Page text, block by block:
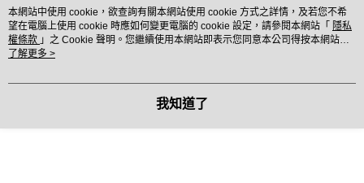
本網站中使用 cookie，欲查詢有關本網站使用 cookie 方式之詳情，及若您不希
望在電腦上使用 cookie 時應如何變更電腦的 cookie 設定，請參閱本網站「 隱私
權條款 」之 Cookie 聲明。您繼續使用本網站即表示您同意本公司得按本網站使
用條款之 Cookie 聲明使用 cookie。
了解更多 >
我知道了